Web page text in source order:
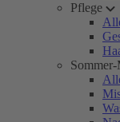
Pflege